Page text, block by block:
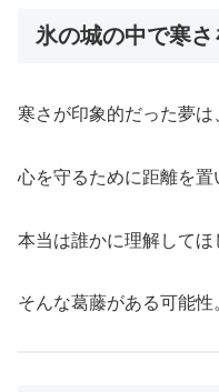
氷の城の中で寒
寒さが印象的だった夢は
心を守るために距離を置
本当は誰かに理解してほ
そんな葛藤がある可能性